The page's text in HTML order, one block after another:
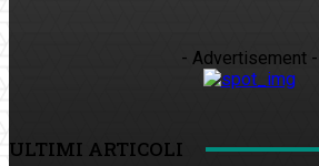
- Advertisement -
ULTIMI ARTICOLI